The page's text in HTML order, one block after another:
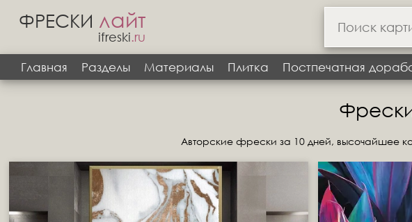
ФРЕСКИ лайт
ifreski.ru
Главная
Разделы Материалы Плитка Постпечатная
Авторские фрески за 10 дней, высочайшее